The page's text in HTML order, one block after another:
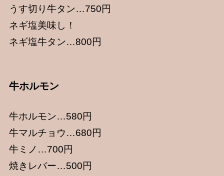
うす切り牛タン…750円
ネギ塩美味し！
ネギ塩牛タン…800円
牛ホルモン
牛ホルモン…580円
牛マルチョウ…680円
牛ミノ…700円
焼きレバー…500円